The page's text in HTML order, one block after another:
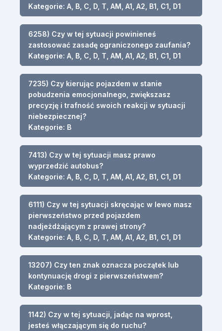
Kategorie: A, B, C, D, T, AM, A1, A2, B1, C1, D1
6258) Czy w tej sytuacji powinieneś
zastosować zasadę ograniczonego zaufania?
Kategorie: A, B, C, D, T, AM, A1, A2, B1, C1, D1
7235) Czy kierując pojazdem w stanie
pobudzenia emocjonalnego, zwiększasz
precyzję i trafność swoich reakcji w sytuacji
niebezpiecznej?
Kategorie: B
7413) Czy w tej sytuacji masz prawo
wyprzedzić autobus?
Kategorie: A, B, C, D, T, AM, A1, A2, B1, C1, D1
6111) Czy w tej sytuacji skręcając w lewo masz
pierwszeństwo przed pojazdem
nadjeżdżającym z prawej strony?
Kategorie: A, B, C, D, T, AM, A1, A2, B1, C1, D1
13207) Czy ten znak oznacza początek lub
kontynuację drogi z pierwszeństwem?
Kategorie: B
1142) Czy w tej sytuacji, jadąc na wprost,
jesteś włączającym się do ruchu?